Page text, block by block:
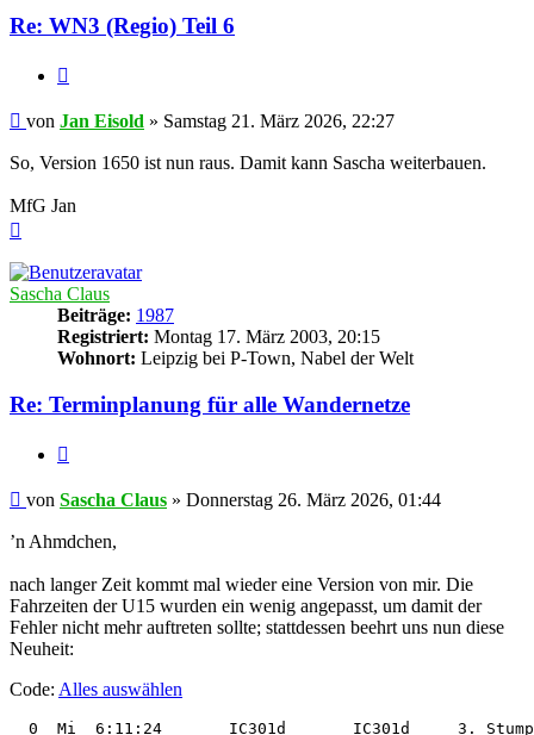
Re: WN3 (Regio) Teil 6
Beitrag
von Jan Eisold » Samstag 21. März 2026, 22:27
So, Version 1650 ist nun raus. Damit kann Sascha weiterbauen.
MfG Jan
Sascha Claus
Beiträge: 1987
Registriert: Montag 17. März 2003, 20:15
Wohnort: Leipzig bei P-Town, Nabel der Welt
Re: Terminplanung für alle Wandernetze
Beitrag
von Sascha Claus » Donnerstag 26. März 2026, 01:44
’n Ahmdchen,
nach langer Zeit kommt mal wieder eine Version von mir. Die
Fahrzeiten der U15 wurden ein wenig angepasst, um damit der
Fehler nicht mehr auftreten sollte; stattdessen beehrt uns nun diese
Neuheit:
Code: Alles auswählen